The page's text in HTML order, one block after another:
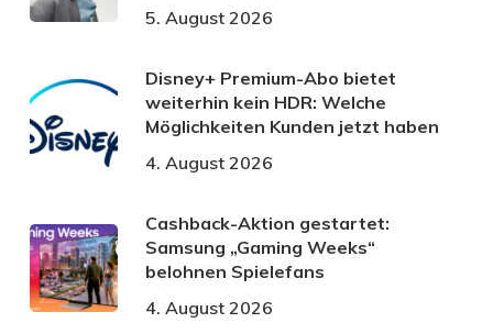
5. August 2026
Disney+ Premium-Abo bietet
weiterhin kein HDR: Welche
Möglichkeiten Kunden jetzt haben
4. August 2026
Cashback-Aktion gestartet:
Samsung „Gaming Weeks“
belohnen Spielefans
4. August 2026